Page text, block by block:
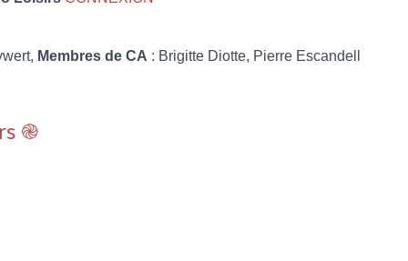
Membres de CA : Brigitte Diotte, Pierre Escandell
֎